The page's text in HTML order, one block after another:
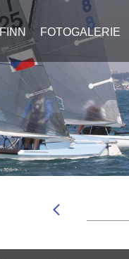
FINN FOTOGALERIE